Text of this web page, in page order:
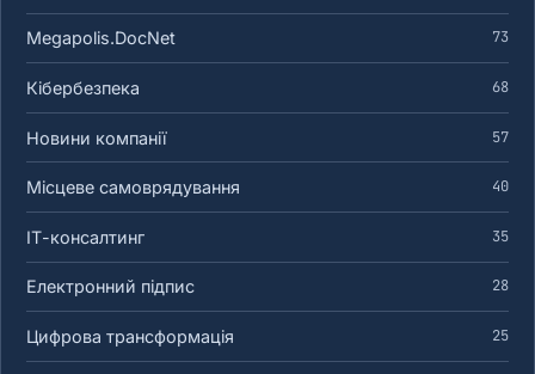
Megapolis.DocNet 73
Кібербезпека 68
Новини компанії 57
Місцеве самоврядування 40
ІТ-консалтинг 35
Електронний підпис 28
Цифрова трансформація 25